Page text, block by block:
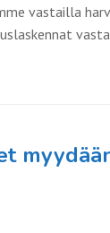
vastailla